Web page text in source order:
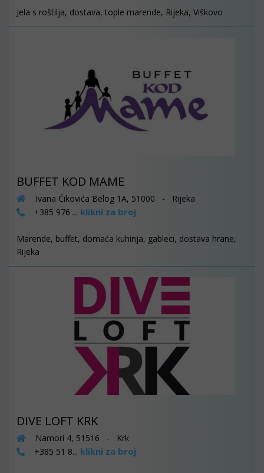
Jela s roštilja, dostava, tople marende, Rijeka, Viškovo
BUFFET KOD MAME
Ivana Ćikovića Belog 1A, 51000 - Rijeka
+385 976 ... klikni za broj
Marende, buffet, domaća kuhinja, gableci, dostava hrane,
Rijeka
DIVE LOFT KRK
Namori 4, 51516 - Krk
+385 51 8... klikni za broj